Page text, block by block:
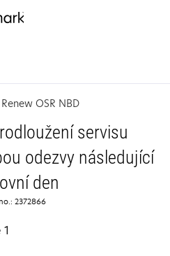
OSR NBD
servisu
odezvy následující
den
2372866